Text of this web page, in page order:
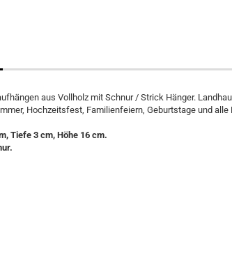
aus Vollholz mit Schnur / Strick Hänger.
Hochzeitsfest, Familienfeiern, Geburtstage und alle
Tiefe 3 cm, Höhe 16 cm.